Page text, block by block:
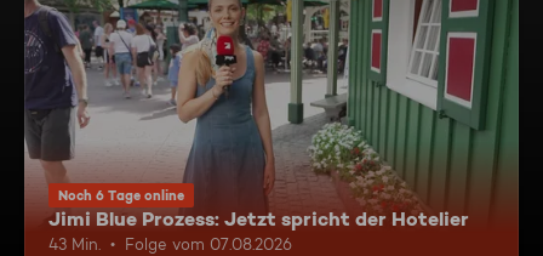
Noch 6 Tage online
Jimi Blue Prozess: Jetzt spricht der Hotelier
43 Min. Folge vom 07.08.2026